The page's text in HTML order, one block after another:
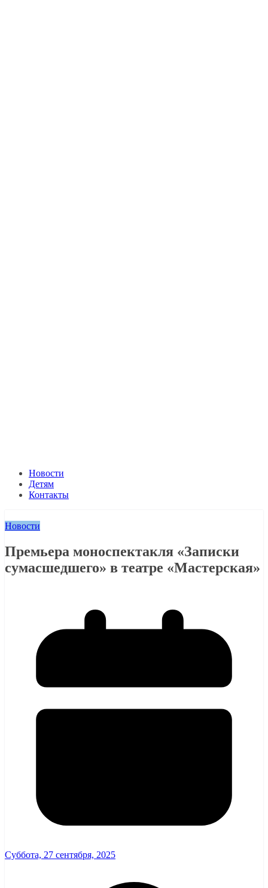
Новости
Детям
Контакты
Новости
Премьера моноспектакля «Записки
сумасшедшего» в театре «Мастерская»
Суббота, 27 сентября, 2025